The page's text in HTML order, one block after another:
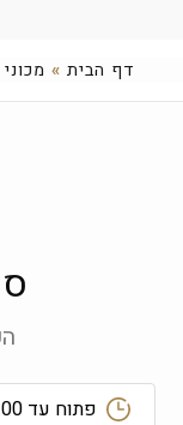
דף הבית »
פתוח עד 02:00